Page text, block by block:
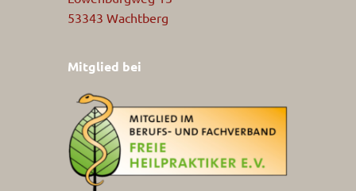
53343 Wachtberg
Mitglied bei